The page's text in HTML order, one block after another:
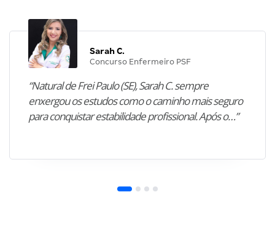
Sarah C.
Concurso Enfermeiro PSF
“Natural de Frei Paulo (SE), Sarah C. sempre
enxergou os estudos como o caminho mais seguro
para conquistar estabilidade profissional. Após o…”